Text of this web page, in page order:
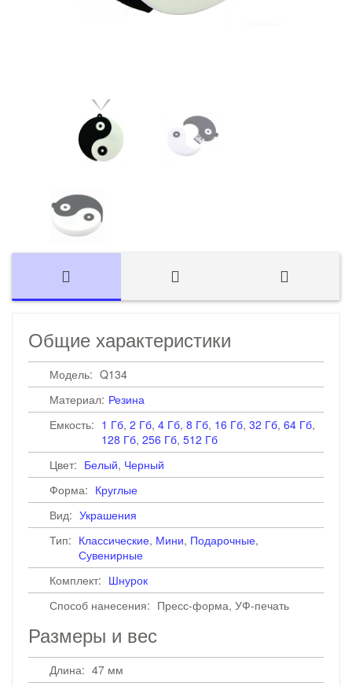
Общие характеристики
Модель: Q134
Материал: Резина
Емкость: 1 Гб, 2 Гб, 4 Гб, 8 Гб, 16 Гб, 32 Гб, 64 Гб,
128 Гб, 256 Гб, 512 Гб
Цвет: Белый, Черный
Форма: Круглые
Вид: Украшения
Тип: Классические, Мини, Подарочные,
Сувенирные
Комплект: Шнурок
Способ нанесения: Пресс-форма, УФ-печать
Размеры и вес
Длина: 47 мм